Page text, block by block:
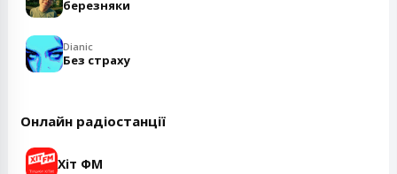
березняки
Dianic
Без страху
Онлайн радіостанції
Хіт ФМ